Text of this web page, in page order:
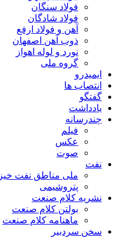
فولاد سنگان
فولاد شادگان
آهن و فولاد ارفع
ذوب آهن اصفهان
نورد و لوله اهواز
گروه ملی
ایمیدرو
انتصاب ها
گفتگو
یادداشت
چندرسانه
فیلم
عکس
صوت
نفت
ملی مناطق نفت خیز
پتروشیمی
نشریه کلام صنعت
بولتن کلام صنعت
ماهنامه کلام صنعت
سخن سردبیر